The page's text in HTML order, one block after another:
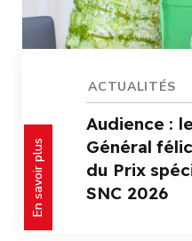
ACTUALITÉS
Audience :
Général
du Prix
SNC 2026
En savoir plus